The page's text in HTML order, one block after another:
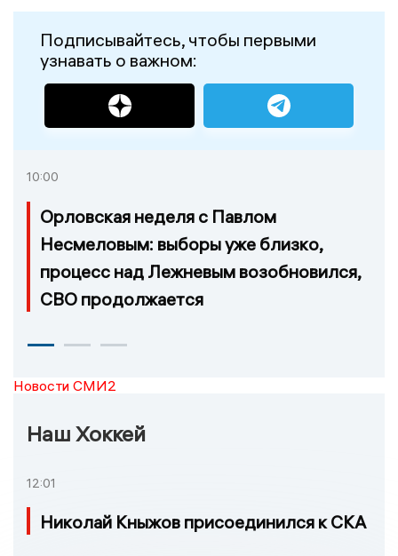
Подписывайтесь, чтобы первыми
узнавать о важном:
10:00
Орловская неделя с Павлом
Несмеловым: выборы уже близко,
процесс над Лежневым возобновился,
СВО продолжается
Новости СМИ2
Наш Хоккей
12:01
Николай Кныжов присоединился к СКА